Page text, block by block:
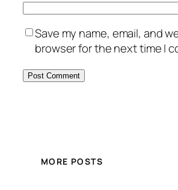
Save my name, email, and
browser for the next time I
MORE POSTS